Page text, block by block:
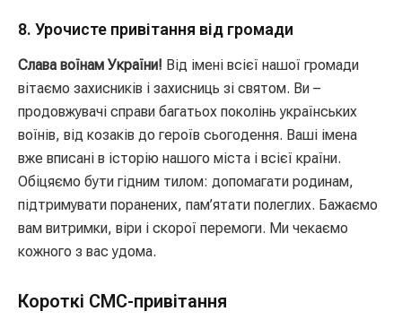
8. Урочисте привітання від громади
Слава воїнам України! Від імені всієї нашої громади
вітаємо захисників і захисниць зі святом. Ви –
продовжувачі справи багатьох поколінь українських
воїнів, від козаків до героїв сьогодення. Ваші імена
вже вписані в історію нашого міста і всієї країни.
Обіцяємо бути гідним тилом: допомагати родинам,
підтримувати поранених, пам’ятати полеглих. Бажаємо
вам витримки, віри і скорої перемоги. Ми чекаємо
кожного з вас удома.
Короткі СМС-привітання